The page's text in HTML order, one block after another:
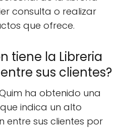
consulta o realizar
que ofrece.
tiene la Libreria
sus clientes?
ha obtenido una
indica un alto
sus clientes por